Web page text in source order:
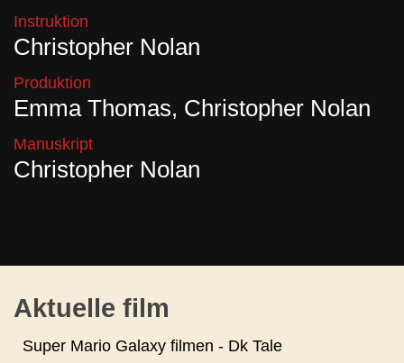
Instruktion
Christopher Nolan
Produktion
Emma Thomas, Christopher Nolan
Manuskript
Christopher Nolan
Aktuelle film
Super Mario Galaxy filmen - Dk Tale